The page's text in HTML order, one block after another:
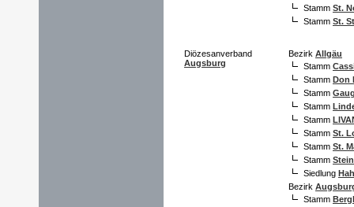
Stamm St.
Stamm St.
Diözesanverband
Augsburg
Bezirk Allgäu
Stamm
Stamm Don
Stamm
Stamm
Stamm
Stamm St.
Stamm St.
Stamm
Siedlung
Bezirk
Stamm